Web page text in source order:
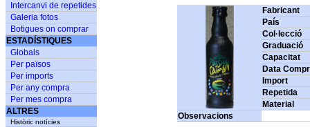
Intercanvi de repetides
Galeria fotos
Botigues on comprar
ESTADÍSTIQUES
Globals
Per països
Per imports
Per any compra
Per mes compra
ALTRES
Històric notícies
Fabricant
País
Col·lecció
Graduació
Capacitat
Data
Import
Repetida
Material
Observacions